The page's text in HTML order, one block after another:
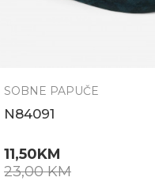
SOBNE PAPUČE
N84091
11,50KM
23,00KM